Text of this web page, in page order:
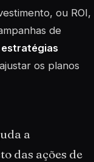
ou ROI,
de
os planos
a
das ações de